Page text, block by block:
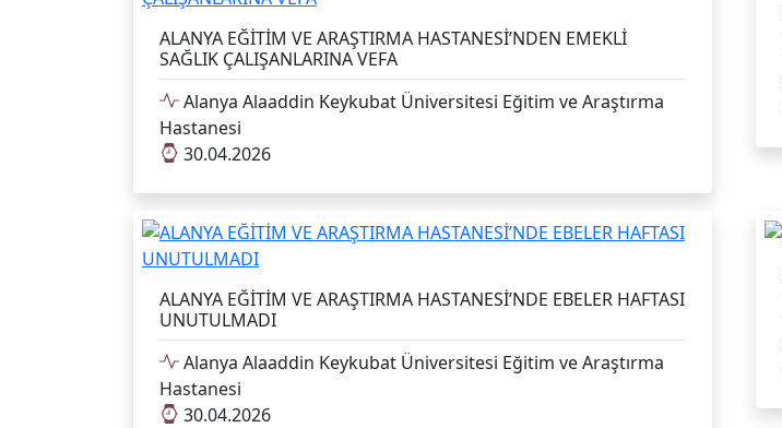
ALANYA EĞİTİM VE ARAŞTIRMA HASTANESİ’NDEN EMEKLİ
SAĞLIK ÇALIŞANLARINA VEFA
Alanya Alaaddin Keykubat Üniversitesi Eğitim ve Araştırma
Hastanesi
30.04.2026
ALANYA EĞİTİM VE ARAŞTIRMA HASTANESİ’NDE EBELER HAFTASI
UNUTULMADI
Alanya Alaaddin Keykubat Üniversitesi Eğitim ve Araştırma
Hastanesi
30.04.2026